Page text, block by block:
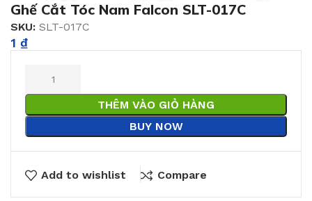
Ghế Cắt Tóc Nam Falcon SLT-017C
SKU: SLT-017C
1 ₫
THÊM VÀO GIỎ HÀNG
BUY NOW
Add to wishlist Compare